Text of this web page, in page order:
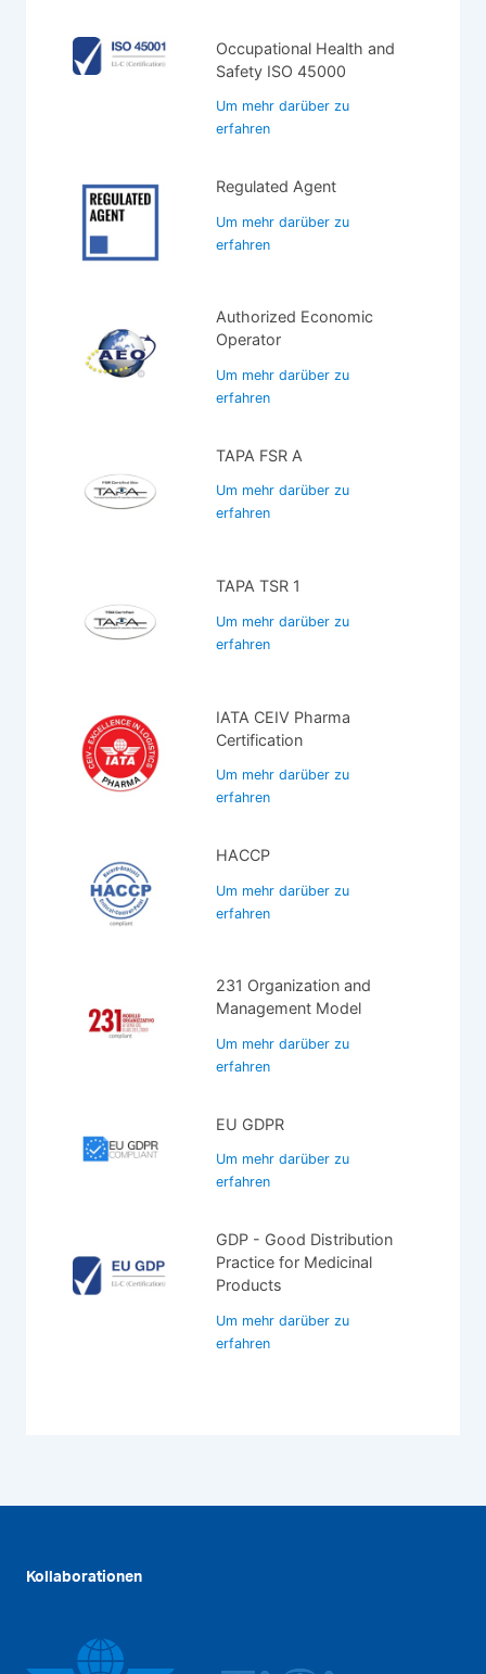
Occupational Health and
Safety ISO 45000
Um mehr darüber zu
erfahren
Regulated Agent
Um mehr darüber zu
erfahren
Authorized Economic
Operator
Um mehr darüber zu
erfahren
TAPA FSR A
Um mehr darüber zu
erfahren
TAPA TSR 1
Um mehr darüber zu
erfahren
IATA CEIV Pharma
Certification
Um mehr darüber zu
erfahren
HACCP
Um mehr darüber zu
erfahren
231 Organization and
Management Model
Um mehr darüber zu
erfahren
EU GDPR
Um mehr darüber zu
erfahren
GDP - Good Distribution
Practice for Medicinal
Products
Um mehr darüber zu
erfahren
Kollaborationen